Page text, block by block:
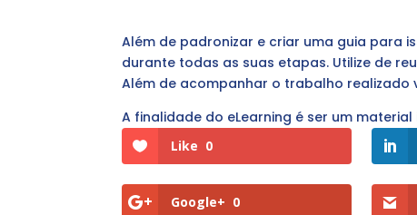
Além de padronizar e criar uma guia para
durante todas as suas etapas. Utilize de
Além de acompanhar o trabalho
A finalidade do eLearning é ser um
Like 0
Google+ 0